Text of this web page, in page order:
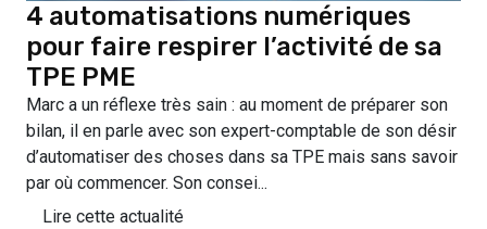
4 automatisations numériques
pour faire respirer l’activité de sa
TPE PME
Marc a un réflexe très sain : au moment de préparer son
bilan, il en parle avec son expert-comptable de son désir
d’automatiser des choses dans sa TPE mais sans savoir
par où commencer. Son consei...
Lire cette actualité